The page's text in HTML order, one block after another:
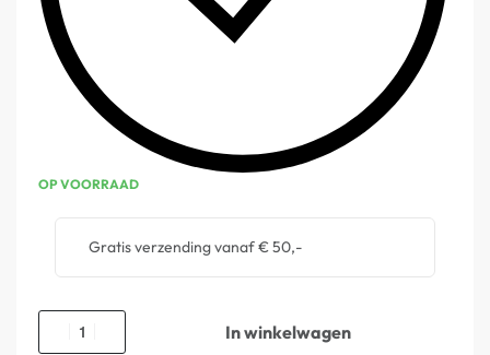
OP VOORRAAD
Gratis verzending vanaf € 50,-
In winkelwagen